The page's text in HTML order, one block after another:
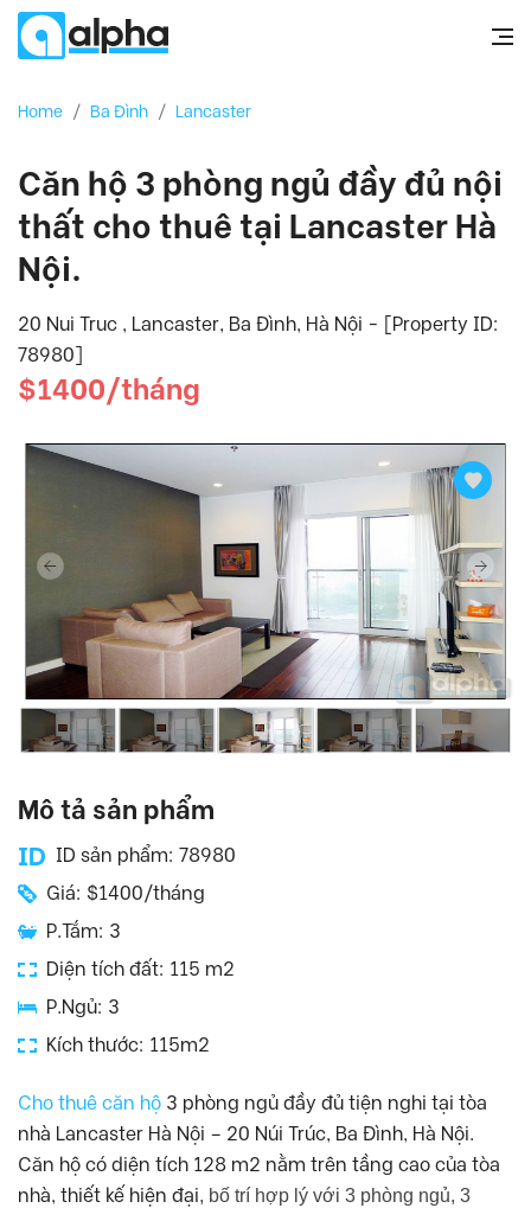
Home / Ba Đình / Lancaster
Căn hộ 3 phòng ngủ đầy đủ nội
thất cho thuê tại Lancaster Hà
Nội.
20 Nui Truc , Lancaster, Ba Đình, Hà Nội - [Property ID:
78980]
$1400/tháng
Mô tả sản phẩm
ID sản phẩm: 78980
Giá: $1400/tháng
P.Tắm: 3
Diện tích đất: 115 m2
P.Ngủ: 3
Kích thước: 115m2
Cho thuê căn hộ 3 phòng ngủ đầy đủ tiện nghi tại tòa
nhà Lancaster Hà Nội – 20 Núi Trúc, Ba Đình, Hà Nội.
Căn hộ có diện tích 128 m2 nằm trên tầng cao của tòa
nhà, thiết kế hiện đại, bố trí hợp lý với 3 phòng ngủ, 3